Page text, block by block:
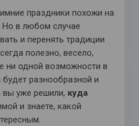
праздники похожи на
Но в любом случае
и перенять традиции
полезно, весело,
ни одной возможности в
разнообразной и
вы уже решили, куда
и знаете, какой